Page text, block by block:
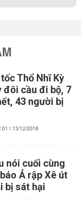
Thổ Nhĩ Kỳ
đôi cầu đi bộ, 7
43 người bị
| 13/12/2018
nói cuối cùng
Ả rập Xê út
bị sát hại